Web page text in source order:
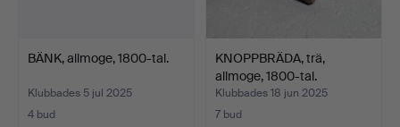
BÄNK, allmoge, 1800-tal.
Klubbades 5 jul 2025
4 bud
KNOPPBRÄDA, trä,
allmoge, 1800-tal.
Klubbades 18 jun 2025
7 bud